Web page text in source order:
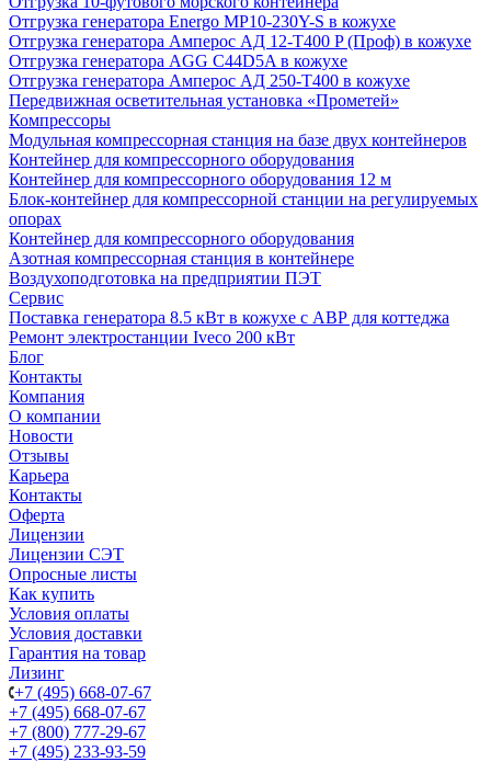
Отгрузка генератора Energo MP10-230Y-S в кожухе
Отгрузка генератора Амперос АД 12-Т400 P (Проф) в кожухе
Отгрузка генератора AGG C44D5A в кожухе
Отгрузка генератора Амперос АД 250-Т400 в кожухе
Передвижная осветительная установка «Прометей»
Компрессоры
Модульная компрессорная станция на базе двух контейнеров
Контейнер для компрессорного оборудования
Контейнер для компрессорного оборудования 12 м
Блок-контейнер для компрессорной станции на регулируемых
опорах
Контейнер для компрессорного оборудования
Азотная компрессорная станция в контейнере
Воздухоподготовка на предприятии ПЭТ
Сервис
Поставка генератора 8.5 кВт в кожухе с АВР для коттеджа
Ремонт электростанции Iveco 200 кВт
Блог
Контакты
Компания
О компании
Новости
Отзывы
Карьера
Контакты
Оферта
Лицензии
Лицензии СЭТ
Опросные листы
Как купить
Условия оплаты
Условия доставки
Гарантия на товар
Лизинг
+7 (495) 668-07-67
+7 (495) 668-07-67
+7 (800) 777-29-67
+7 (495) 233-93-59